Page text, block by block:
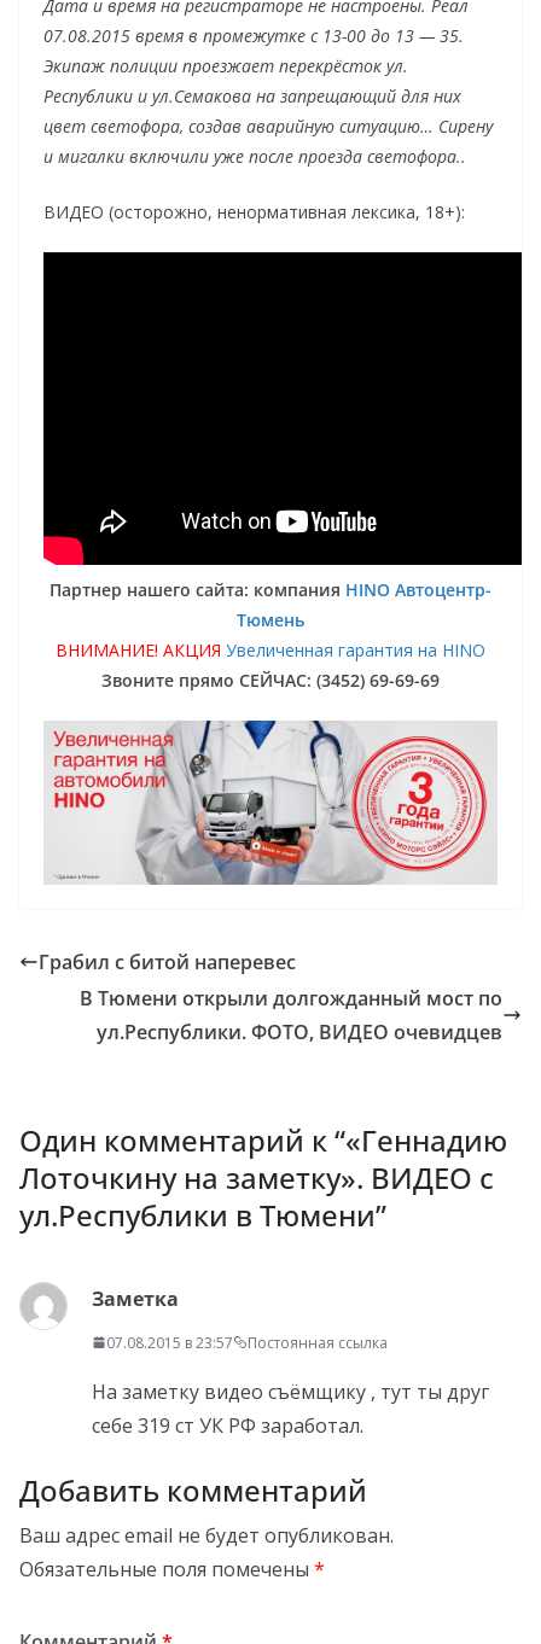
Дата и время на регистраторе не настроены. Реал
07.08.2015 время в промежутке с 13-00 до 13 — 35.
Экипаж полиции проезжает перекрёсток ул.
Республики и ул.Семакова на запрещающий для них
цвет светофора, создав аварийную ситуацию… Сирену
и мигалки включили уже после проезда светофора..
ВИДЕО (осторожно, ненормативная лексика, 18+):
Партнер нашего сайта: компания HINO Автоцентр-
Тюмень
ВНИМАНИЕ! АКЦИЯ Увеличенная гарантия на HINO
Звоните прямо СЕЙЧАС: (3452) 69-69-69
Грабил с битой наперевес
В Тюмени открыли долгожданный мост по
ул.Республики. ФОТО, ВИДЕО очевидцев
Один комментарий к “«Геннадию
Лоточкину на заметку». ВИДЕО с
ул.Республики в Тюмени”
Заметка
07.08.2015 в 23:57 Постоянная ссылка
На заметку видео съёмщику , тут ты друг
себе 319 ст УК РФ заработал.
Добавить комментарий
Ваш адрес email не будет опубликован.
Обязательные поля помечены *